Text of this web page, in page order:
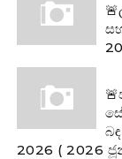
2026 ( 2026